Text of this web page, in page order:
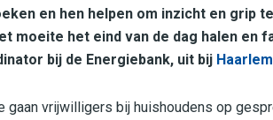
en hen helpen om inzicht en grip
moeite het eind van de dag halen en
bij de Energiebank, uit bij
gaan vrijwilligers bij huishoudens op